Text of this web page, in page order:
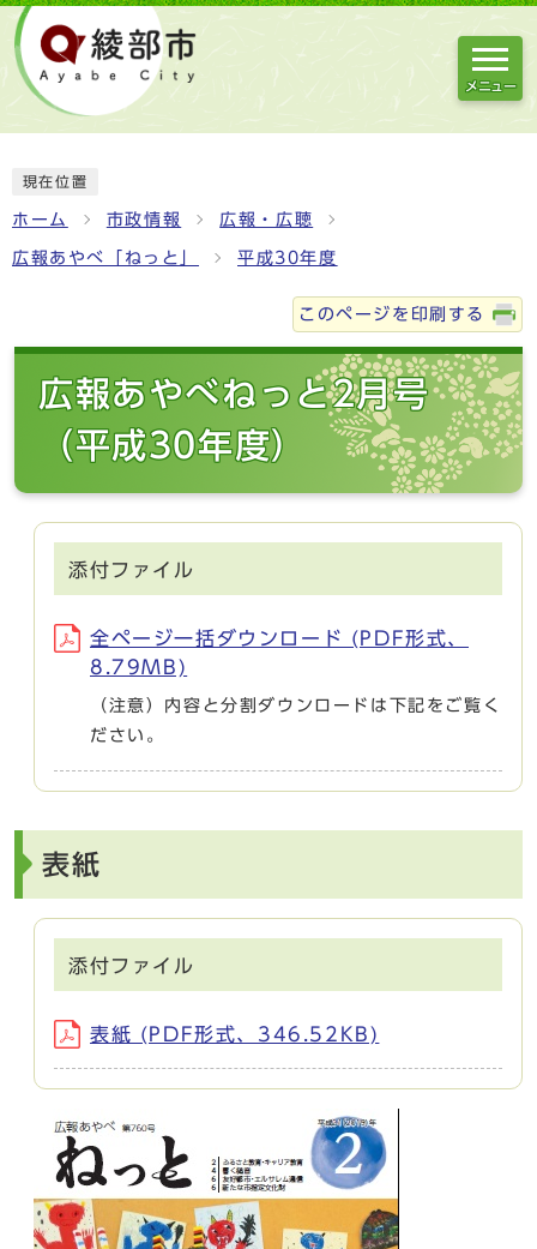
メニュー
現在位置
ホーム 市政情報 広報・広聴
広報あやべ「ねっと」 平成30年度
このページを印刷する
広報あやべねっと2月号
（平成30年度）
添付ファイル
全ページ一括ダウンロード (PDF形式、
8.79MB)
（注意）内容と分割ダウンロードは下記をご覧く
ださい。
表紙
添付ファイル
表紙 (PDF形式、346.52KB)